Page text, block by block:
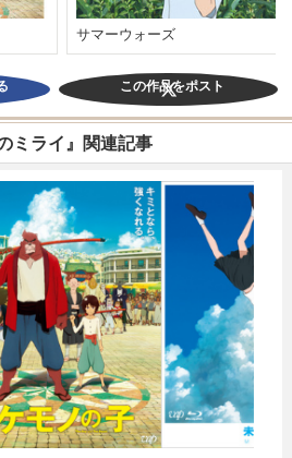
サマーウォーズ
この作品をポスト
ミライ』関連記事